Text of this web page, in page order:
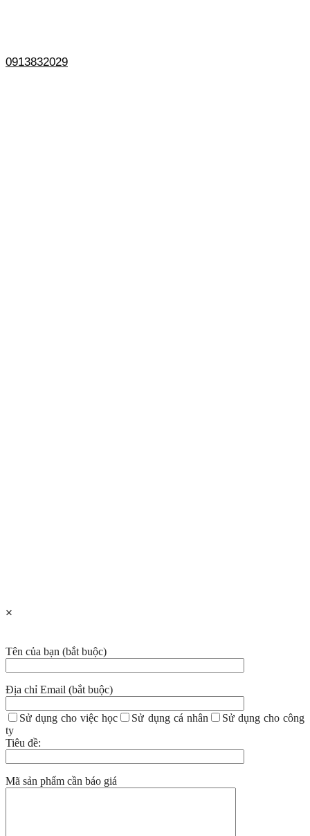
0913832029
×
Tên của bạn (bắt buộc)
Địa chỉ Email (bắt buộc)
Sử dụng cho việc học Sử dụng cá nhân
Sử dụng cho công
ty
Tiêu đề:
Mã sản phẩm cần báo giá